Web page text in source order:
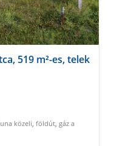
519 m²-es, telek
közeli, földút, gáz a